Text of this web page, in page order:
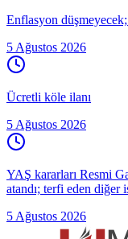
Enflasyon
5 Ağustos 2026
Ücretli köle ilanı
5 Ağustos 2026
YAŞ kararları Resmi
atandı; terfi eden diğer
5 Ağustos 2026